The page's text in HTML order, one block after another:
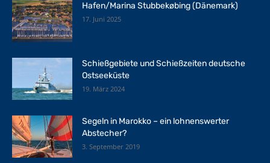
Hafen/Marina Stubbekøbing (Dänemark)
17. Juni 2025
Schießgebiete und Schießzeiten deutsche
Ostseeküste
19. März 2024
Segeln in Marokko – ein lohnenswerter
Abstecher?
3. September 2019